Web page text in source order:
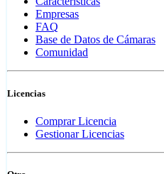
Empresas
FAQ
Base de Datos de Cámaras
Comunidad
Licencias
Comprar Licencia
Gestionar Licencias